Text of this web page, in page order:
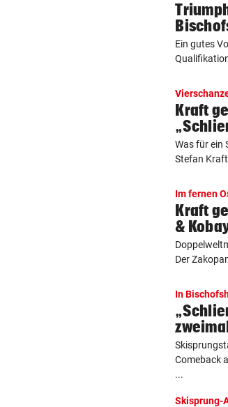
Ein gutes
Kraft
Was für ein
Stefan
Im fernen
Kraft
&
Der
In
Comeback
...
Skisprung-